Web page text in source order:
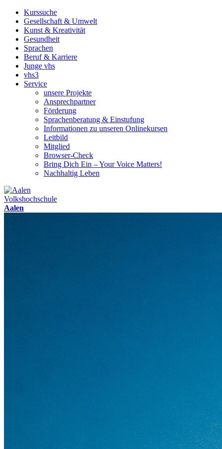
Kurssuche
Gesellschaft & Umwelt
Kunst & Kreativität
Gesundheit
Sprachen
Beruf & Karriere
Junge vhs
vhs3
Service
unsere Projekte
Ansprechpartner
Förderung
Sprachenberatung & Einstufung
Informationen zu unseren Onlinekursen
Leitbild
Mitglied
Browser-Check
Bring Dich Ein – Your Voice Matters!
Nachhaltig Leben
Volkshochschule
Aalen